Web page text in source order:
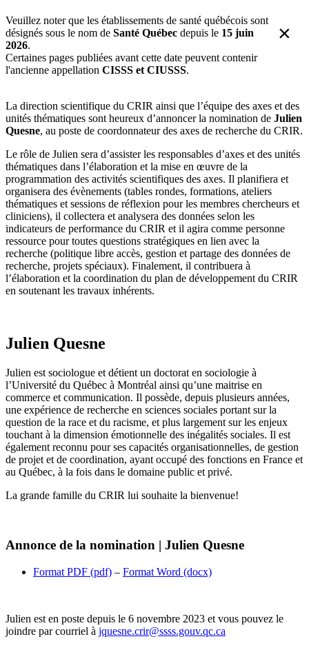
Veuillez noter que les établissements de santé québécois sont
désignés sous le nom de Santé Québec depuis le 15 juin
2026.
Certaines pages publiées avant cette date peuvent contenir
l'ancienne appellation CISSS et CIUSSS.
×
La direction scientifique du CRIR ainsi que l’équipe des axes et des
unités thématiques sont heureux d’annoncer la nomination de Julien
Quesne, au poste de coordonnateur des axes de recherche du CRIR.
Le rôle de Julien sera d’assister les responsables d’axes et des unités
thématiques dans l’élaboration et la mise en œuvre de la
programmation des activités scientifiques des axes. Il planifiera et
organisera des évènements (tables rondes, formations, ateliers
thématiques et sessions de réflexion pour les membres chercheurs et
cliniciens), il collectera et analysera des données selon les
indicateurs de performance du CRIR et il agira comme personne
ressource pour toutes questions stratégiques en lien avec la
recherche (politique libre accès, gestion et partage des données de
recherche, projets spéciaux). Finalement, il contribuera à
l’élaboration et la coordination du plan de développement du CRIR
en soutenant les travaux inhérents.
Julien Quesne
Julien est sociologue et détient un doctorat en sociologie à
l’Université du Québec à Montréal ainsi qu’une maitrise en
commerce et communication. Il possède, depuis plusieurs années,
une expérience de recherche en sciences sociales portant sur la
question de la race et du racisme, et plus largement sur les enjeux
touchant à la dimension émotionnelle des inégalités sociales. Il est
également reconnu pour ses capacités organisationnelles, de gestion
de projet et de coordination, ayant occupé des fonctions en France et
au Québec, à la fois dans le domaine public et privé.
La grande famille du CRIR lui souhaite la bienvenue!
Annonce de la nomination | Julien Quesne
Format PDF (pdf) – Format Word (docx)
Julien est en poste depuis le 6 novembre 2023 et vous pouvez le
joindre par courriel à jquesne.crir@ssss.gouv.qc.ca